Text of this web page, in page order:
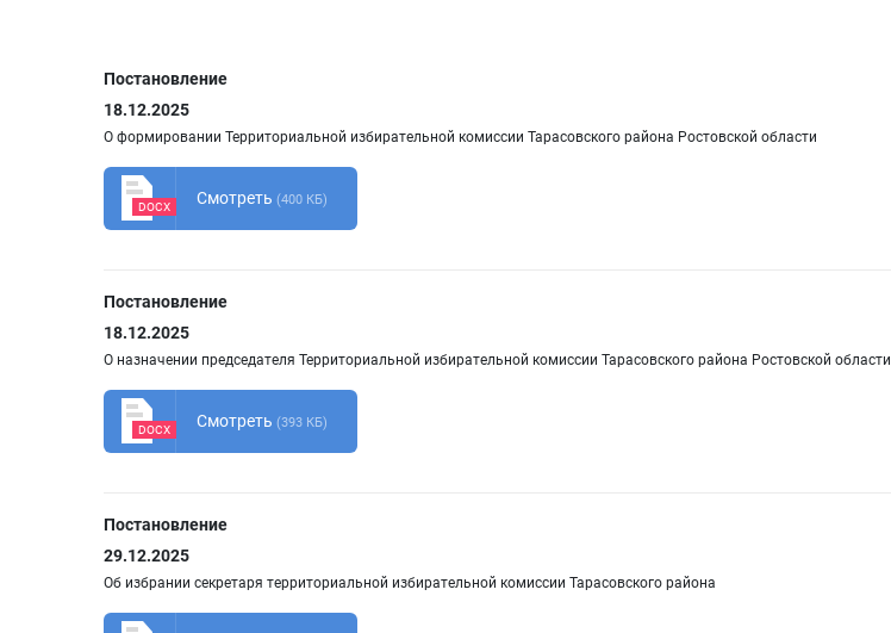
Постановление
18.12.2025
О формировании Территориальной избирательной комиссии Тарасовского района Ростовской области
DOCX Смотреть (400 КБ)
Постановление
18.12.2025
О назначении председателя Территориальной избирательной комиссии Тарасовского района Ростовской области
DOCX Смотреть (393 КБ)
Постановление
29.12.2025
Об избрании секретаря территориальной избирательной комиссии Тарасовского района